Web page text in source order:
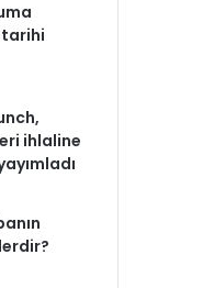
ihlaline